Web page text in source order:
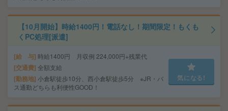
【10月開始】時給1400円！電話なし！期間限定！もくも
くPC処理[派遣]
給 与 時給1400円 月収例 224,000円+残業代
交通費 全額支給
勤務地 小倉駅徒歩10分、西小倉駅徒歩5分 ※JR・バ
ス通勤どちらも利便性GOOD！
気になる!